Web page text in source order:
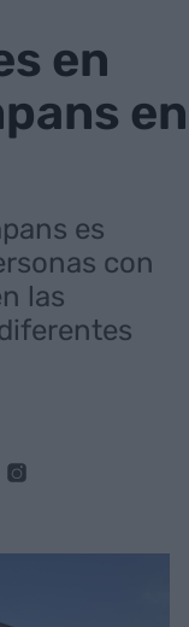
en
en
es
con
las